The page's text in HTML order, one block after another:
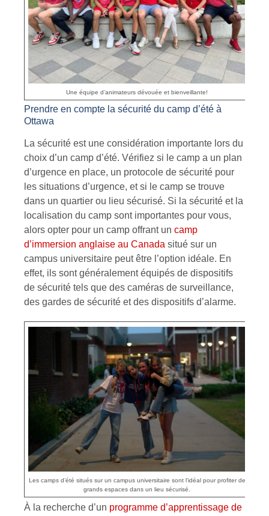
Une équipe d’animateurs dévouée et bienveillante!
Prendre en compte la sécurité du camp d’été à
Ottawa
La sécurité est une considération importante lors du
choix d’un camp d’été. Vérifiez si le camp a un plan
d’urgence en place, un protocole de sécurité pour
les situations d’urgence, et si le camp se trouve
dans un quartier ou lieu sécurisé. Si la sécurité et la
localisation du camp sont importantes pour vous,
alors opter pour un camp offrant un camp
d’immersion anglaise au Canada situé sur un
campus universitaire peut être l’option idéale. En
effet, ils sont généralement équipés de dispositifs
de sécurité tels que des caméras de surveillance,
des gardes de sécurité et des dispositifs d’alarme.
Les camps d’été situés sur un campus universitaire sont l’idéal pour profiter de
grands espaces dans un lieu sécurisé.
À la recherche d’un programme d’apprentissage de